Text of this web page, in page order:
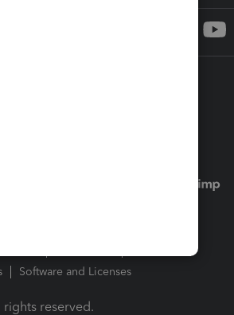
Software and Licenses
reserved.